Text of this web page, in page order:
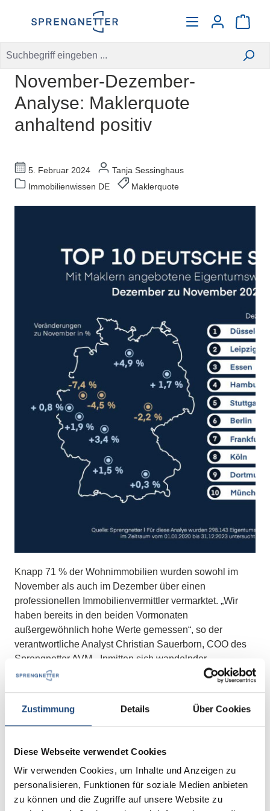
Zustimmung Details Über Cookies
Diese Webseite verwendet Cookies
Wir verwenden Cookies, um Inhalte und Anzeigen zu
personalisieren, Funktionen für soziale Medien anbieten
zu können und die Zugriffe auf unsere Website zu
November-Dezember-
Analyse: Maklerquote
anhaltend positiv
5. Februar 2024
Tanja Sessinghaus
Immobilienwissen DE
Maklerquote
Knapp 71 % der Wohnimmobilien wurden sowohl im
November als auch im Dezember über einen
professionellen Immobilienvermittler vermarktet. „Wir
haben bereits in den beiden Vormonaten
außergewöhnlich hohe Werte gemessen“, so der
verantwortliche Analyst Christian Sauerborn, COO des
Sprengnetter AVM. „Inmitten sich wandelnder
Rahmenbedingungen und steigender Anforderungen auf
der Suche nach Orientierung und Expertise. In dieser
anspruchsvollen Marktsituation gewinnt die Beratung
Fachleute gefragt, um Käufer und Verkäufer transparent
zu beraten und einen realistischen Preis auszutarieren."